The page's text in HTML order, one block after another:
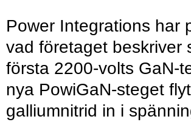
Power Integrations har
vad företaget beskriver
första 2200-volts GaN-
nya PowiGaN-steget
galliumnitrid in i